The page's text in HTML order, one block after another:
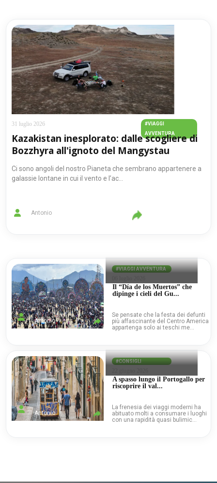
#VIAGGI
AVVENTURA
31 luglio 2026
Kazakistan inesplorato: dalle scogliere di
Bozzhyra all'ignoto del Mangystau
Ci sono angoli del nostro Pianeta che sembrano appartenere a
galassie lontane in cui il vento e l’ac...
Antonio
#VIAGGI AVVENTURA
Il “Día de los Muertos” che
dipinge i cieli del Gu...
Se pensate che la festa dei defunti
più affascinante del Centro America
appartenga solo ai teschi me...
Antonio
#CONSIGLI
A spasso lungo il Portogallo per
riscoprire il val...
La frenesia dei viaggi moderni ha
abituato molti a consumare i luoghi
con una rapidità quasi bulimic...
Antonio